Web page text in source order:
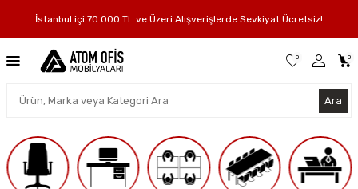
25.000 TL ve Üzeri Alışverişlerde Yapı Kredi ve Albaraka Türk World Kartlarına
Ara
0 0